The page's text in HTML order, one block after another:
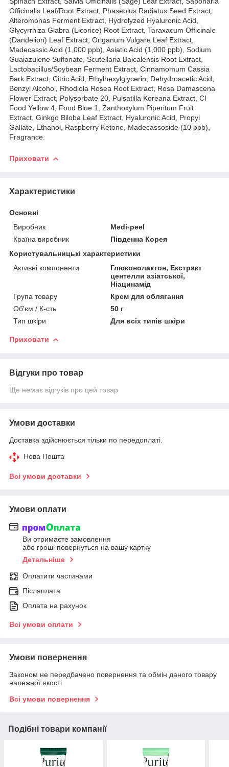
Officinalis Leaf/Root Extract, Phaseolus Radiatus Seed Extract,
Alteromonas Ferment Extract, Hydrolyzed Hyaluronic Acid,
Glycyrrhiza Glabra (Licorice) Root Extract, Taraxacum Officinale
(Dandelion) Leaf Extract, Origanum Vulgare Leaf Extract,
Madecassic Acid (1,000 ppb), Asiatic Acid (1,000 ppb), Sodium
Guaiazulene Sulfonate, Scutellaria Baicalensis Root Extract,
Lactobacillus/Soybean Ferment Extract, Cinnamomum Cassia
Bark Extract, Citric Acid, Ethylhexylglycerin, Dehydroacetic Acid,
Benzyl Alcohol, Rhodiola Rosea Root Extract, Rosa Damascena
Flower Extract, Polysorbate 20, Pulsatilla Koreana Extract, CI
Food Yellow 4, Food Blue 1, Zanthoxylum Piperitum Fruit
Extract, Ginkgo Biloba Leaf Extract, Hyaluronic Acid, Propyl
Gallate, Ethanol, Raspberry Ketone, Madecassoside (10 ppb),
Fragrance.
Приховати
Характеристики
Основні
Виробник
Medi-peel
Країна виробник
Південна Корея
Користувальницькі характеристики
Активні компоненти
Глюконолактон, Екстракт
центелли азіатської,
Ніацинамід
Група товару
Крем для облягання
Об'єм / К-сть
50 г
Тип шкіри
Для всіх типів шкіри
Приховати
Відгуки про товар
Ще немає відгуків про цей товар
Умови доставки
Доставка здійснюється тільки по передоплаті.
Нова Пошта
Всі умови доставки
Умови оплати
Ви отримаєте замовлення
або гроші повернуться на вашу картку
Детальніше
Оплатити частинами
Післяплата
Оплата на рахунок
Всі умови оплати
Умови повернення
Законом не передбачено повернення та обмін даного товару
належної якості
Всі умови повернення
Подібні товари компанії